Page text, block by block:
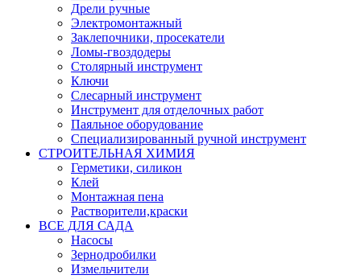
Дрели ручные
Электромонтажный
Заклепочники, просекатели
Ломы-гвоздодеры
Столярный инструмент
Ключи
Слесарный инструмент
Инструмент для отделочных работ
Паяльное оборудование
Специализированный ручной инструмент
СТРОИТЕЛЬНАЯ ХИМИЯ
Герметики, силикон
Клей
Монтажная пена
Растворители,краски
ВСЕ ДЛЯ САДА
Насосы
Зернодробилки
Измельчители